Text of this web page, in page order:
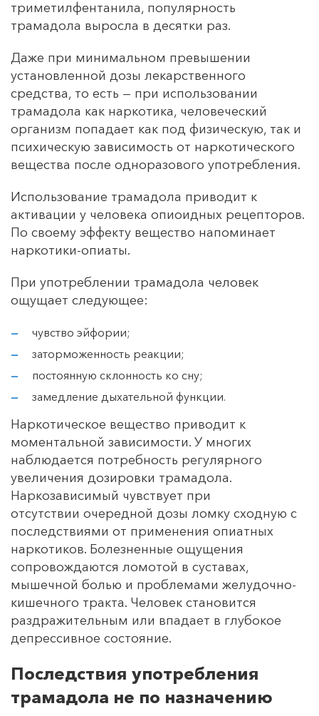
триметилфентанила, популярность
трамадола выросла в десятки раз.
Даже при минимальном превышении
установленной дозы лекарственного
средства, то есть — при использовании
трамадола как наркотика, человеческий
организм попадает как под физическую, так и
психическую зависимость от наркотического
вещества после одноразового употребления.
Использование трамадола приводит к
активации у человека опиоидных рецепторов.
По своему эффекту вещество напоминает
наркотики-опиаты.
При употреблении трамадола человек
ощущает следующее:
чувство эйфории;
заторможенность реакции;
постоянную склонность ко сну;
замедление дыхательной функции.
Наркотическое вещество приводит к
моментальной зависимости. У многих
наблюдается потребность регулярного
увеличения дозировки трамадола.
Наркозависимый чувствует при
отсутствии очередной дозы ломку сходную с
последствиями от применения опиатных
наркотиков. Болезненные ощущения
сопровождаются ломотой в суставах,
мышечной болью и проблемами желудочно-
кишечного тракта. Человек становится
раздражительным или впадает в глубокое
депрессивное состояние.
Последствия употребления
трамадола не по назначению